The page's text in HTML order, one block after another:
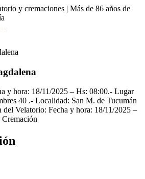
y cremaciones | Más de 86 años de
y hora: 18/11/2025 – Hs: 08:00.- Lugar
40 .- Localidad: San M. de Tucumán
Velatorio: Fecha y hora: 18/11/2025 –